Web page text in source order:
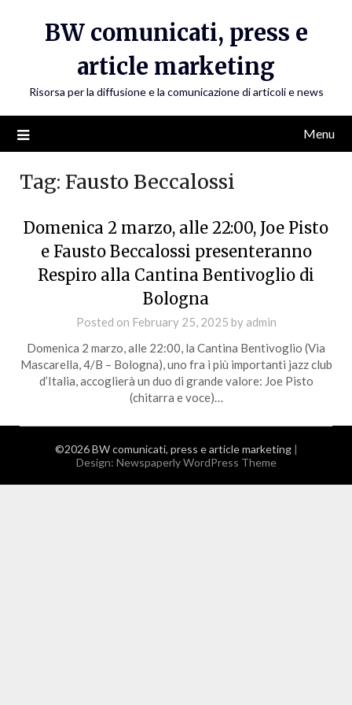
BW comunicati, press e
article marketing
Risorsa per la diffusione e la comunicazione di articoli e news
Menu
Tag: Fausto Beccalossi
Domenica 2 marzo, alle 22:00, Joe Pisto
e Fausto Beccalossi presenteranno
Respiro alla Cantina Bentivoglio di
Bologna
Posted on February 25, 2025 by admin
Domenica 2 marzo, alle 22:00, la Cantina Bentivoglio (Via
Mascarella, 4/B – Bologna), uno fra i più importanti jazz club
d’Italia, accoglierà un duo di grande valore: Joe Pisto
(chitarra e voce)…
©2026 BW comunicati, press e article marketing |
Design: Newspaperly WordPress Theme